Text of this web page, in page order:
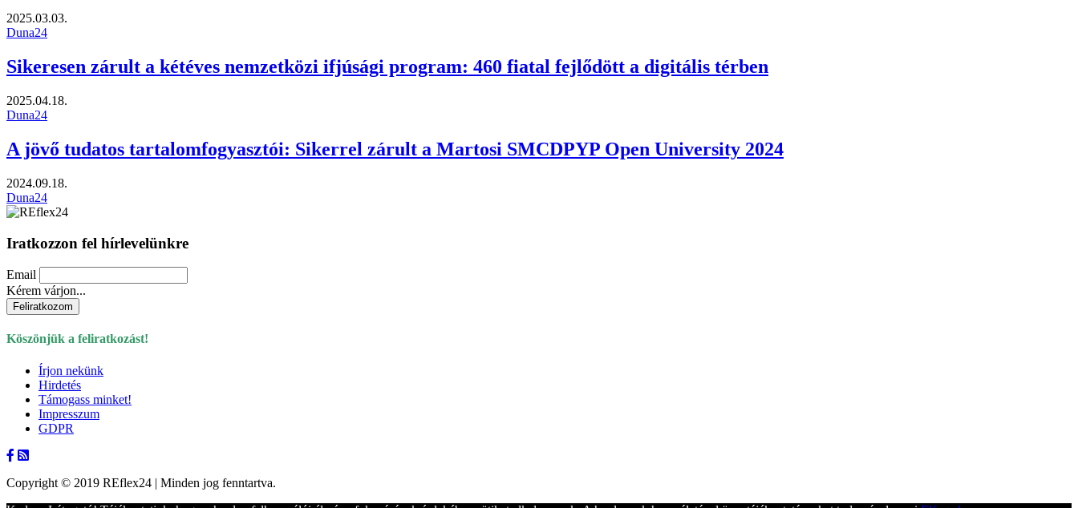
2025.03.03.
Duna24
Sikeresen zárult a kétéves nemzetközi ifjúsági program: 460 fiatal fejlődött a digitális térben
2025.04.18.
Duna24
A jövő tudatos tartalomfogyasztói: Sikerrel zárult a Martosi SMCDPYP Open University 2024
2024.09.18.
Duna24
Iratkozzon fel hírlevelünkre
Email
Kérem várjon...
Köszönjük a feliratkozást!
Írjon nekünk
Hirdetés
Támogass minket!
Impresszum
GDPR
Copyright © 2019 REflex24 | Minden jog fenntartva.